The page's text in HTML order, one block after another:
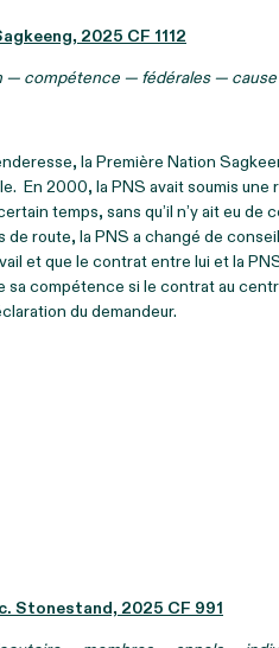
2025 CF 1112
compétence — fédérales — cause
la Première Nation
En 2000, la PNS avait soumis
temps, sans qu’il n’y ait eu
de route, la PNS a changé de
et que le contrat entre lui et la
sa compétence si le contrat au
du demandeur.
Stonestand, 2025 CF 991